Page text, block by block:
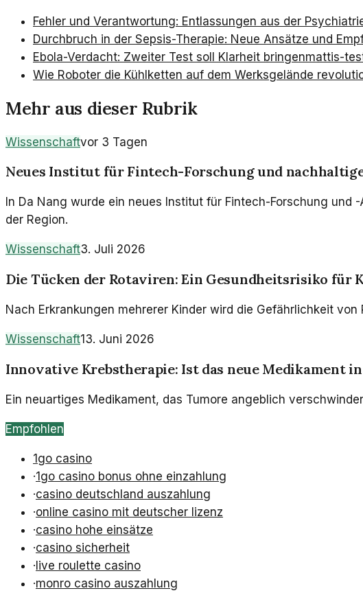
Fehler und Verantwortung: Entlassungen aus der
Durchbruch in der Sepsis-Therapie: Neue Ansätze und
Ebola-Verdacht: Zweiter Test soll Klarheit bringenmattis-
Wie Roboter die Kühlketten auf dem Werksgelände
Mehr aus dieser Rubrik
Wissenschaftvor 3 Tagen
Neues Institut für Fintech-Forschung und
In Da Nang wurde ein neues Institut für Fintech-Forschung
der Region.
Wissenschaft3. Juli 2026
Die Tücken der Rotaviren: Ein Gesundheitsrisiko für
Nach Erkrankungen mehrerer Kinder wird die Gefährlichkeit
Wissenschaft13. Juni 2026
Innovative Krebstherapie: Ist das neue Medikament
Ein neuartiges Medikament, das Tumore angeblich
Empfohlen
1go casino
·1go casino bonus ohne einzahlung
·casino deutschland auszahlung
·online casino mit deutscher lizenz
·casino hohe einsätze
·casino sicherheit
·live roulette casino
·monro casino auszahlung